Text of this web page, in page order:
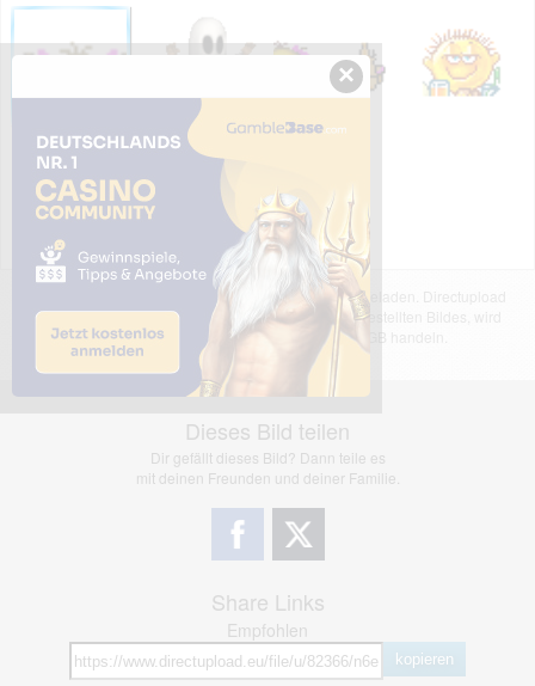
Das dargestellte Bild wurde von einem Nutzer hochgeladen. Directupload
übernimmt keinerlei Haftung für den Inhalt des dargestellten Bildes, wird
jedoch bei Verstößen nach §2(3) unserer AGB handeln.
Dieses Bild teilen
Dir gefällt dieses Bild? Dann teile es
mit deinen Freunden und deiner Familie.
Share Links
Empfohlen
kopieren
×